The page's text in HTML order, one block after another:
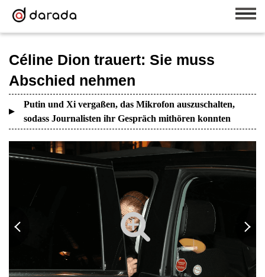
Céline Dion trauert: Sie muss
Abschied nehmen
Putin und Xi vergaßen, das Mikrofon auszuschalten,
sodass Journalisten ihr Gespräch mithören konnten